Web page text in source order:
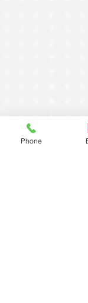
Phone